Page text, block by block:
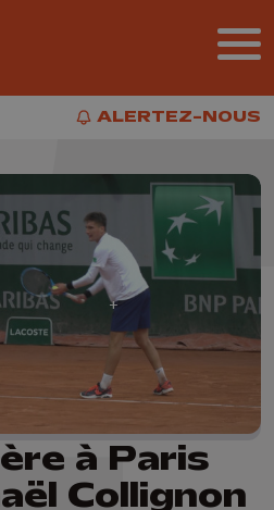
ALERTEZ-NOUS
ALERTEZ-NOUS
à Paris
Collignon